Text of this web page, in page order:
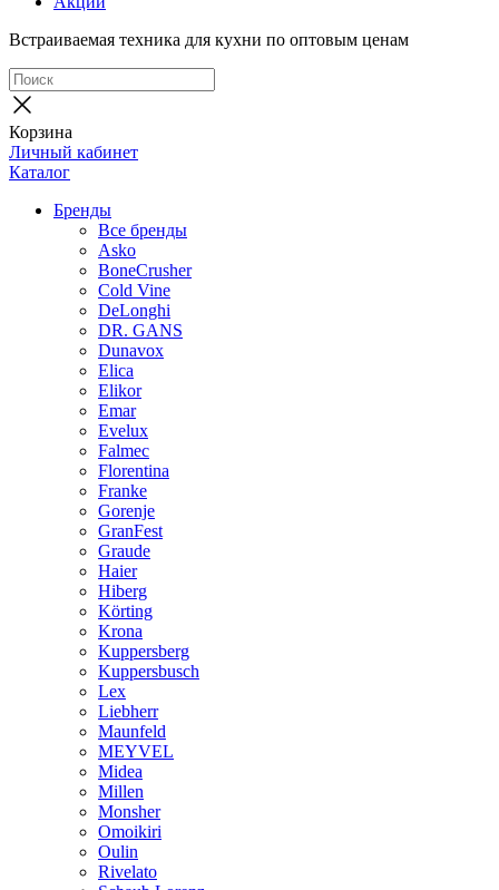
Встраиваемая техника для кухни по оптовым ценам
Корзина
Личный кабинет
Каталог
Бренды
Все бренды
Asko
BoneCrusher
Cold Vine
DeLonghi
DR. GANS
Dunavox
Elica
Elikor
Emar
Evelux
Falmec
Florentina
Franke
Gorenje
GranFest
Graude
Haier
Hiberg
Körting
Krona
Kuppersberg
Kuppersbusch
Lex
Liebherr
Maunfeld
MEYVEL
Midea
Millen
Monsher
Omoikiri
Oulin
Rivelato